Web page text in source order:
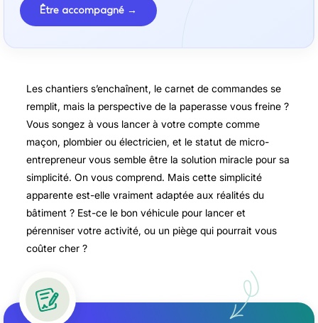
Être accompagné →
Les chantiers s’enchaînent, le carnet de commandes se
remplit, mais la perspective de la paperasse vous freine ?
Vous songez à vous lancer à votre compte comme
maçon, plombier ou électricien, et le statut de micro-
entrepreneur vous semble être la solution miracle pour sa
simplicité. On vous comprend. Mais cette simplicité
apparente est-elle vraiment adaptée aux réalités du
bâtiment ? Est-ce le bon véhicule pour lancer et
pérenniser votre activité, ou un piège qui pourrait vous
coûter cher ?